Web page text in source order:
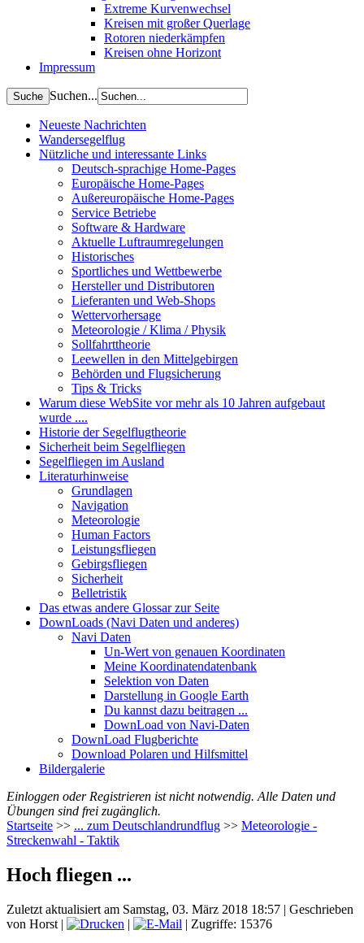
Extreme Kurvenwechsel
Kreisen mit großer Querlage
Rotoren niederkämpfen
Kreisen ohne Horizont
Impressum
Suchen...
Neueste Nachrichten
Wandersegelflug
Nützliche und interessante Links
Deutsch-sprachige Home-Pages
Europäische Home-Pages
Außereuropäische Home-Pages
Service Betriebe
Software & Hardware
Aktuelle Luftraumregelungen
Historisches
Sportliches und Wettbewerbe
Hersteller und Distributoren
Lieferanten und Web-Shops
Wettervorhersage
Meteorologie / Klima / Physik
Sollfahrttheorie
Leewellen in den Mittelgebirgen
Behörden und Flugsicherung
Tips & Tricks
Warum diese WebSite vor mehr als 10 Jahren aufgebaut
wurde ....
Historie der Segelflugtheorie
Sicherheit beim Segelfliegen
Segelfliegen im Ausland
Literaturhinweise
Grundlagen
Navigation
Meteorologie
Human Factors
Leistungsfliegen
Gebirgsfliegen
Sicherheit
Belletristik
Das etwas andere Glossar zur Seite
DownLoads (Navi Daten und anderes)
Navi Daten
Un-Wert von genauen Koordinaten
Meine Koordinatendatenbank
Selektion von Daten
Darstellung in Google Earth
Du kannst dazu beitragen ...
DownLoad von Navi-Daten
DownLoad Flugberichte
Download Polaren und Hilfsmittel
Bildergalerie
Einloggen oder Registrieren ist nicht notwendig. Alle Daten und
Übungen sind frei zugänglich.
Startseite >> ... zum Deutschlandrundflug >> Meteorologie -
Streckenwahl - Taktik
Hoch fliegen ...
Zuletzt aktualisiert am Samstag, 03. März 2018 18:57 | Geschrieben
von Horst | |
| Zugriffe: 15376